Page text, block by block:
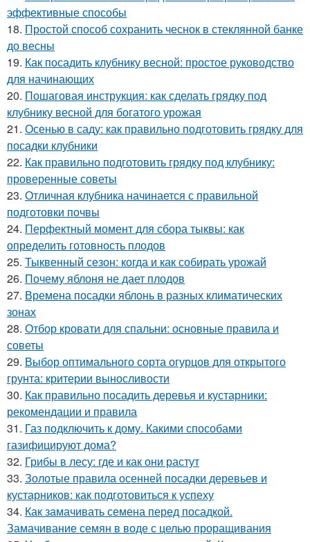
эффективные способы
18. Простой способ сохранить чеснок в стеклянной банке
до весны
19. Как посадить клубнику весной: простое руководство
для начинающих
20. Пошаговая инструкция: как сделать грядку под
клубнику весной для богатого урожая
21. Осенью в саду: как правильно подготовить грядку для
посадки клубники
22. Как правильно подготовить грядку под клубнику:
проверенные советы
23. Отличная клубника начинается с правильной
подготовки почвы
24. Перфектный момент для сбора тыквы: как
определить готовность плодов
25. Тыквенный сезон: когда и как собирать урожай
26. Почему яблоня не дает плодов
27. Времена посадки яблонь в разных климатических
зонах
28. Отбор кровати для спальни: основные правила и
советы
29. Выбор оптимального сорта огурцов для открытого
грунта: критерии выносливости
30. Как правильно посадить деревья и кустарники:
рекомендации и правила
31. Газ подключить к дому. Какими способами
газифицируют дома?
32. Грибы в лесу: где и как они растут
33. Золотые правила осенней посадки деревьев и
кустарников: как подготовиться к успеху
34. Как замачивать семена перед посадкой.
Замачивание семян в воде с целью проращивания